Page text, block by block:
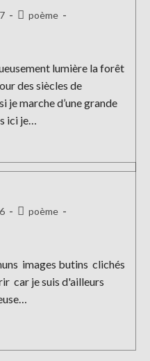
Postpoème
lumière la forêt
des siècles de
je marche d’une grande
ici je…
Postpoème
images butins clichés
car je suis d'ailleurs